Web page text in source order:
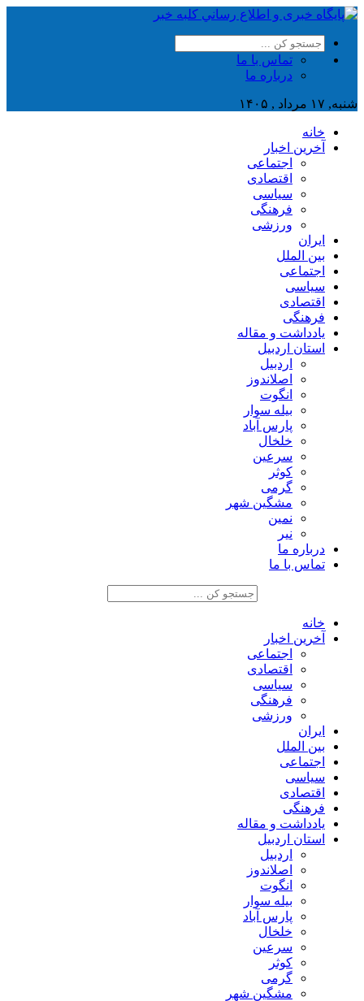
تماس با ما
درباره ما
شنبه, ۱۷ مرداد , ۱۴۰۵
خانه
آخرین اخبار
اجتماعی
اقتصادی
سیاسی
فرهنگی
ورزشی
ایران
بین الملل
اجتماعی
سیاسی
اقتصادی
فرهنگی
یادداشت و مقاله
استان اردبیل
اردبیل
اصلاندوز
انگوت
بیله سوار
پارس آباد
خلخال
سرعین
کوثر
گرمی
مشگین شهر
نمین
نیر
درباره ما
تماس با ما
خانه
آخرین اخبار
اجتماعی
اقتصادی
سیاسی
فرهنگی
ورزشی
ایران
بین الملل
اجتماعی
سیاسی
اقتصادی
فرهنگی
یادداشت و مقاله
استان اردبیل
اردبیل
اصلاندوز
انگوت
بیله سوار
پارس آباد
خلخال
سرعین
کوثر
گرمی
مشگین شهر